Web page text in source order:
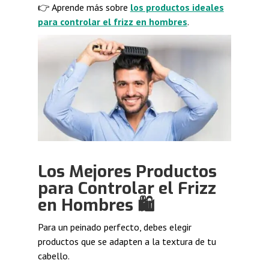
👉 Aprende más sobre los productos ideales
para controlar el frizz en hombres.
Los Mejores Productos
para Controlar el Frizz
en Hombres 🛍
Para un peinado perfecto, debes elegir
productos que se adapten a la textura de tu
cabello.